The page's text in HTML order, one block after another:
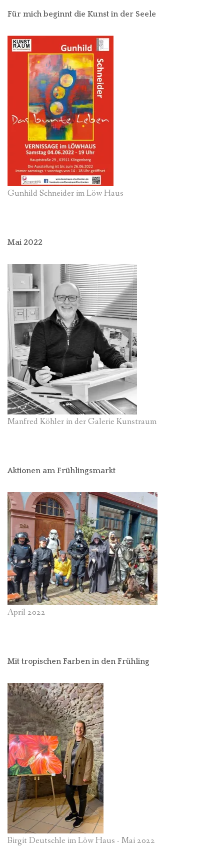
Für mich beginnt die Kunst in der Seele
Gunhild Schneider im Löw Haus
Mai 2022
Manfred Köhler in der Galerie Kunstraum
Aktionen am Frühlingsmarkt
April 2022
Mit tropischen Farben in den Frühling
Birgit Deutschle im Löw Haus - Mai 2022